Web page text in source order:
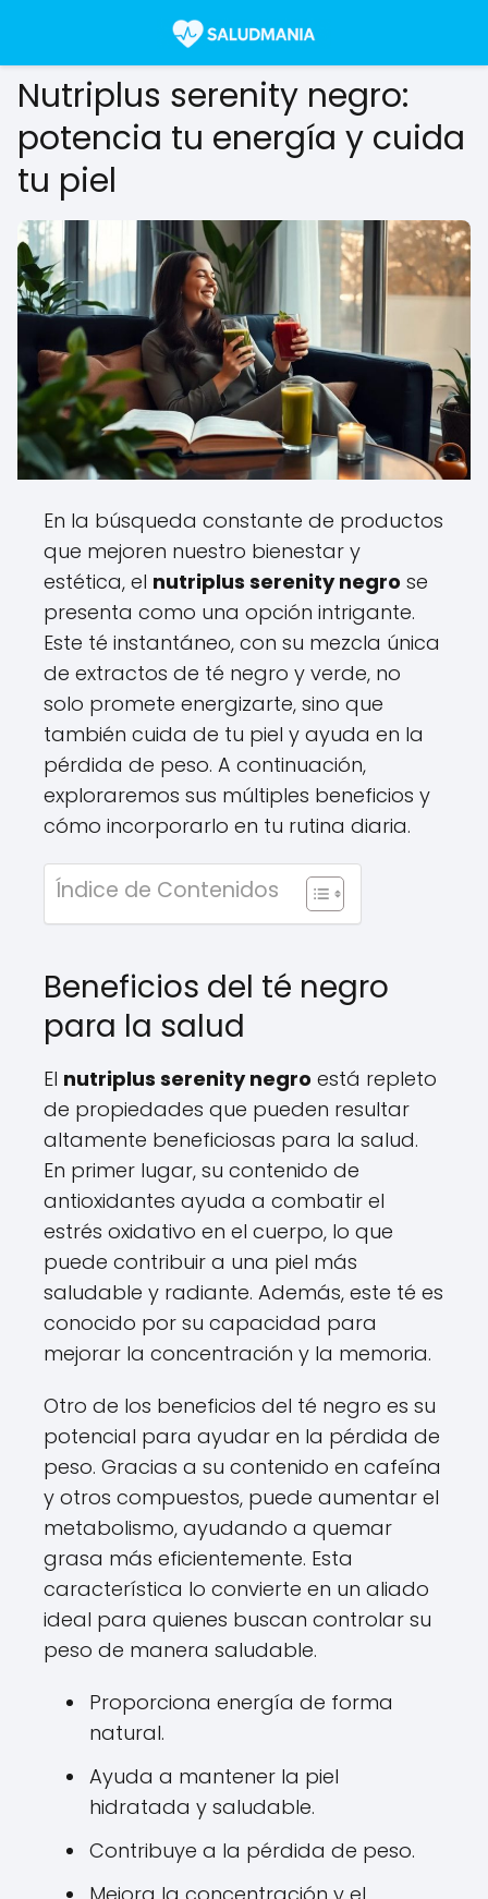
Nutriplus serenity negro:
potencia tu energía y cuida
tu piel
En la búsqueda constante de productos
que mejoren nuestro bienestar y
estética, el nutriplus serenity negro se
presenta como una opción intrigante.
Este té instantáneo, con su mezcla única
de extractos de té negro y verde, no
solo promete energizarte, sino que
también cuida de tu piel y ayuda en la
pérdida de peso. A continuación,
exploraremos sus múltiples beneficios y
cómo incorporarlo en tu rutina diaria.
Índice de Contenidos
Beneficios del té negro
para la salud
El nutriplus serenity negro está repleto
de propiedades que pueden resultar
altamente beneficiosas para la salud.
En primer lugar, su contenido de
antioxidantes ayuda a combatir el
estrés oxidativo en el cuerpo, lo que
puede contribuir a una piel más
saludable y radiante. Además, este té es
conocido por su capacidad para
mejorar la concentración y la memoria.
Otro de los beneficios del té negro es su
potencial para ayudar en la pérdida de
peso. Gracias a su contenido en cafeína
y otros compuestos, puede aumentar el
metabolismo, ayudando a quemar
grasa más eficientemente. Esta
característica lo convierte en un aliado
ideal para quienes buscan controlar su
peso de manera saludable.
Proporciona energía de forma
natural.
Ayuda a mantener la piel
hidratada y saludable.
Contribuye a la pérdida de peso.